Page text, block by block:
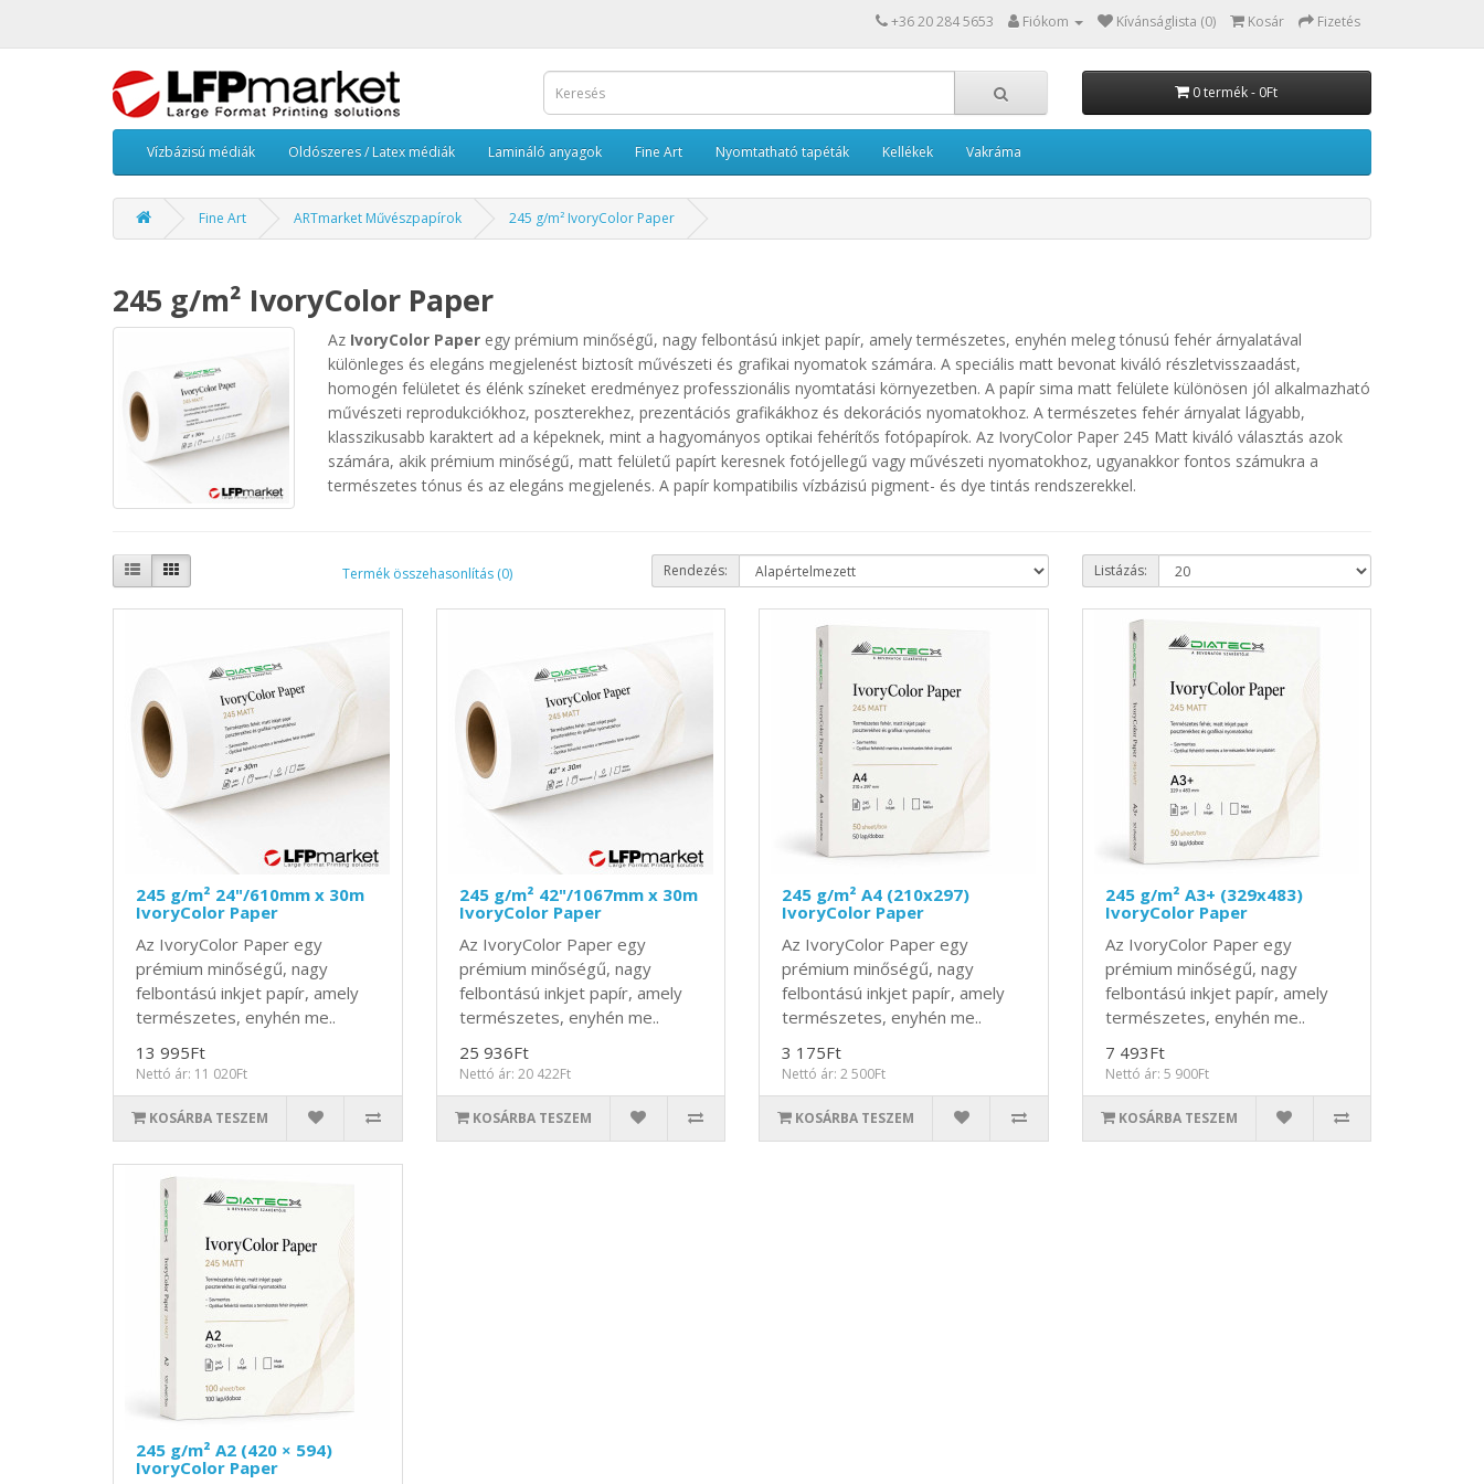
+36 20 284 5653 Fiókom Kívánságlista (0) Kosár Fizetés
0 termék - 0Ft
Vízbázisú médiák Oldószeres / Latex médiák Lamináló anyagok Fine Art Nyomtatható tapéták Kellékek Vakráma
Fine Art ARTmarket Művészpapírok 245 g/m² IvoryColor Paper
245 g/m² IvoryColor Paper
Az IvoryColor Paper egy prémium minőségű, nagy felbontású inkjet papír, amely természetes, enyhén meleg tónusú fehér árnyalatával
különleges és elegáns megjelenést biztosít művészeti és grafikai nyomatok számára. A speciális matt bevonat kiváló részletvisszaadást,
homogén felületet és élénk színeket eredményez professzionális nyomtatási környezetben. A papír sima matt felülete különösen jól alkalmazható
művészeti reprodukciókhoz, poszterekhez, prezentációs grafikákhoz és dekorációs nyomatokhoz. A természetes fehér árnyalat lágyabb,
klasszikusabb karaktert ad a képeknek, mint a hagyományos optikai fehérítős fotópapírok. Az IvoryColor Paper 245 Matt kiváló választás azok
számára, akik prémium minőségű, matt felületű papírt keresnek fotójellegű vagy művészeti nyomatokhoz, ugyanakkor fontos számukra a
természetes tónus és az elegáns megjelenés. A papír kompatibilis vízbázisú pigment- és dye tintás rendszerekkel.
Termék összehasonlítás (0) Rendezés: Listázás:
245 g/m² 24"/610mm x 30m
IvoryColor Paper
Az IvoryColor Paper egy
prémium minőségű, nagy
felbontású inkjet papír, amely
természetes, enyhén me..
13 995Ft
Nettó ár: 11 020Ft
KOSÁRBA TESZEM
245 g/m² 42"/1067mm x 30m
IvoryColor Paper
Az IvoryColor Paper egy
prémium minőségű, nagy
felbontású inkjet papír, amely
természetes, enyhén me..
25 936Ft
Nettó ár: 20 422Ft
KOSÁRBA TESZEM
245 g/m² A4 (210x297)
IvoryColor Paper
Az IvoryColor Paper egy
prémium minőségű, nagy
felbontású inkjet papír, amely
természetes, enyhén me..
3 175Ft
Nettó ár: 2 500Ft
KOSÁRBA TESZEM
245 g/m² A3+ (329x483)
IvoryColor Paper
Az IvoryColor Paper egy
prémium minőségű, nagy
felbontású inkjet papír, amely
természetes, enyhén me..
7 493Ft
Nettó ár: 5 900Ft
KOSÁRBA TESZEM
245 g/m² A2 (420 × 594)
IvoryColor Paper